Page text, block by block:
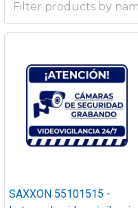
SAXXON 55101515 -